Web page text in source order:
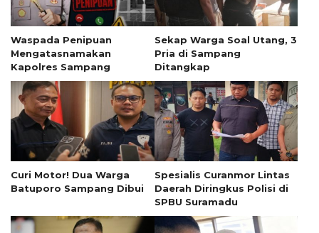
Waspada Penipuan
Mengatasnamakan
Kapolres Sampang
Sekap Warga Soal Utang, 3
Pria di Sampang
Ditangkap
Curi Motor! Dua Warga
Batuporo Sampang Dibui
Spesialis Curanmor Lintas
Daerah Diringkus Polisi di
SPBU Suramadu